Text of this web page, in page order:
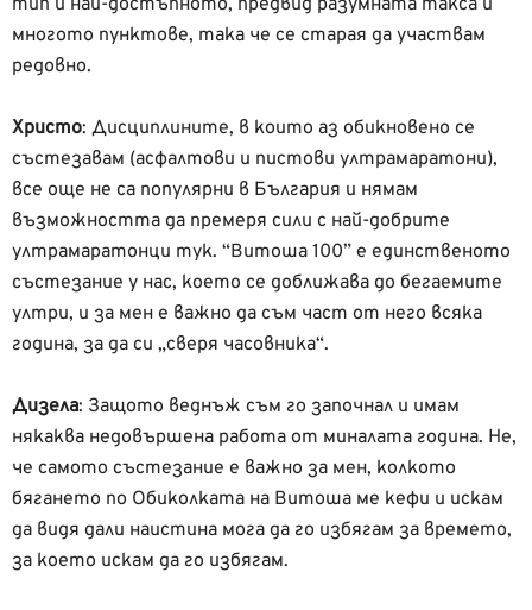
тип и най-достъпното, предвид разумната такса и
многото пунктове, така че се старая да участвам
редовно.
Христо: Дисциплините, в които аз обикновено се
състезавам (асфалтови и пистови ултрамаратони),
все още не са популярни в България и нямам
възможността да премеря сили с най-добрите
ултрамаратонци тук. “Витоша 100” е единственото
състезание у нас, което се доближава до бегаемите
ултри, и за мен е важно да съм част от него всяка
година, за да си „сверя часовника“.
Дизела: Защото веднъж съм го започнал и имам
някаква недовършена работа от миналата година. Не,
че самото състезание е важно за мен, колкото
бягането по Обиколката на Витоша ме кефи и искам
да видя дали наистина мога да го избягам за времето,
за което искам да го избягам.